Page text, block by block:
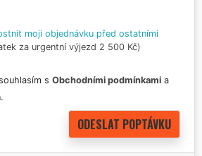
moji objednávku před ostatními
za urgentní výjezd 2 500 Kč)
s Obchodními podmínkami a